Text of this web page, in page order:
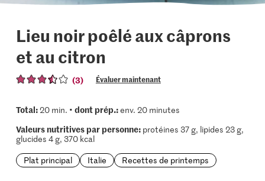
Lieu noir poêlé aux câprons
et au citron
(3) Évaluer maintenant
Total:20 min. • dont prép.:env. 20 minutes
Valeurs nutritives par personne:protéines 37 g, lipides 23 g,
glucides 4 g, 370 kcal
Plat principal
Italie Recettes de printemps